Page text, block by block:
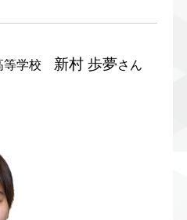
等学校 新村 歩夢さん